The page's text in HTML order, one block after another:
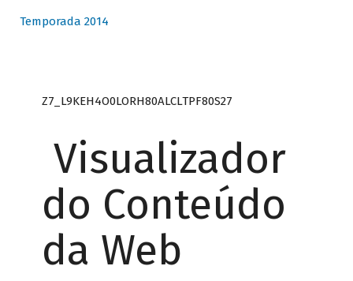
Temporada 2014
Z7_L9KEH4O0LORH80ALCLTPF80S27
Visualizador
do Conteúdo
da Web